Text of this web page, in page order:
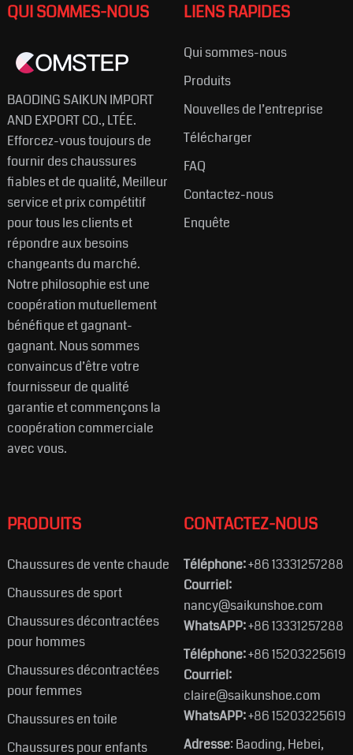
QUI SOMMES-NOUS
BAODING SAIKUN IMPORT
AND EXPORT CO., LTÉE.
Efforcez-vous toujours de
fournir des chaussures
fiables et de qualité, Meilleur
service et prix compétitif
pour tous les clients et
répondre aux besoins
changeants du marché.
Notre philosophie est une
coopération mutuellement
bénéfique et gagnant-
gagnant. Nous sommes
convaincus d’être votre
fournisseur de qualité
garantie et commençons la
coopération commerciale
avec vous.
LIENS RAPIDES
Qui sommes-nous
Produits
Nouvelles de l’entreprise
Télécharger
FAQ
Contactez-nous
Enquête
PRODUITS
Chaussures de vente chaude
Chaussures de sport
Chaussures décontractées
pour hommes
Chaussures décontractées
pour femmes
Chaussures en toile
Chaussures pour enfants
CONTACTEZ-NOUS
Téléphone:+86 13331257288
Courriel:
nancy@saikunshoe.com
WhatsAPP:+86 13331257288
Téléphone:+86 15203225619
Courriel:
claire@saikunshoe.com
WhatsAPP:+86 15203225619
Adresse: Baoding, Hebei,